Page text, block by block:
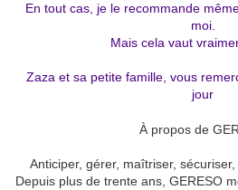
En tout cas, je le recommande
moi.
Mais cela vaut
Zaza et sa petite famille, vous
jour
À propos de
Anticiper, gérer, maîtriser, sécuriser,
Depuis plus de trente ans, GERESO